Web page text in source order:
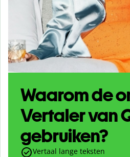
Waarom de
Vertaler van
gebruiken?
Vertaal lange teksten